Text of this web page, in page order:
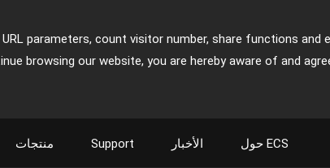
parameters, count visitor number, share functions and
browsing our website, you are hereby aware of and
منتجات Support الأخبار حول ECS